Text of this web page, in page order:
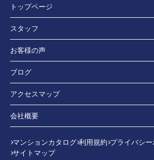
トップページ
スタッフ
お客様の声
ブログ
アクセスマップ
会社概要
マンションカタログ 利用規約 プライバシー
サイトマップ